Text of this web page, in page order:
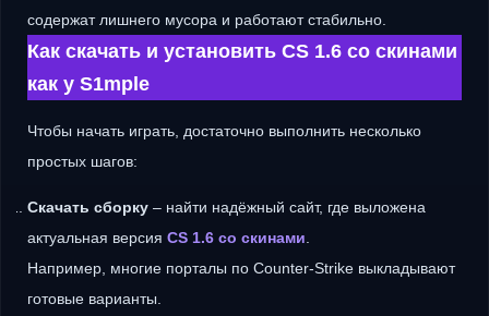
содержат лишнего мусора и работают стабильно.
Как скачать и установить CS 1.6 со скинами
как у S1mple
Чтобы начать играть, достаточно выполнить несколько
простых шагов:
Скачать сборку – найти надёжный сайт, где выложена
актуальная версия CS 1.6 со скинами
Например, многие порталы по Counter-Strike выкладывают
готовые варианты.